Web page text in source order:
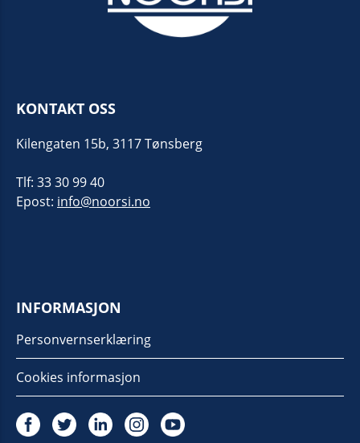
KONTAKT OSS
Kilengaten 15b, 3117 Tønsberg
Tlf: 33 30 99 40
Epost: info@noorsi.no
INFORMASJON
Personvernserklæring
Cookies informasjon